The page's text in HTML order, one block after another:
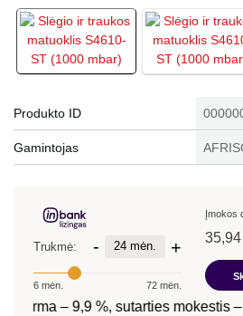
Produkto ID
Gamintojas